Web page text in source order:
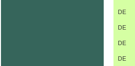
DE
DE
DE
DE